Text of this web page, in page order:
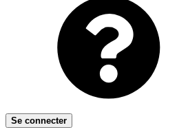
Se connecter